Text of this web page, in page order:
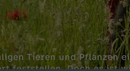
Tieren und Pflanzen
feststellen. Doch es ist